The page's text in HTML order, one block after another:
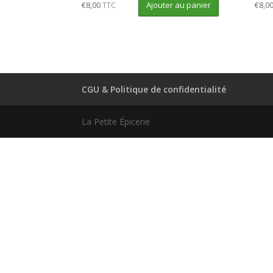
€8,00 TTC Ajouter au panier €8,00
CGU & Politique de confidentialité
La Petite Épicerie